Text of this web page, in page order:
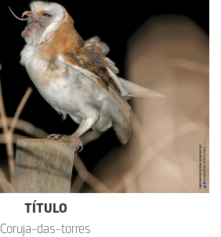
TÍTULO
Coruja-das-torres